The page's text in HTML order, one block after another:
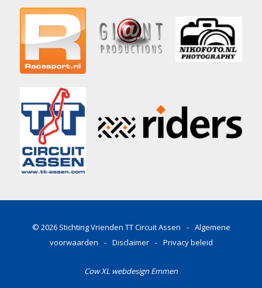
© 2026 Stichting Vrienden TT Circuit Assen - Algemene
voorwaarden
- Disclaimer - Privacy beleid
Cow XL webdesign Emmen